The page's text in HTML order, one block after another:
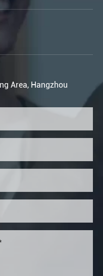
Area, Hangzhou